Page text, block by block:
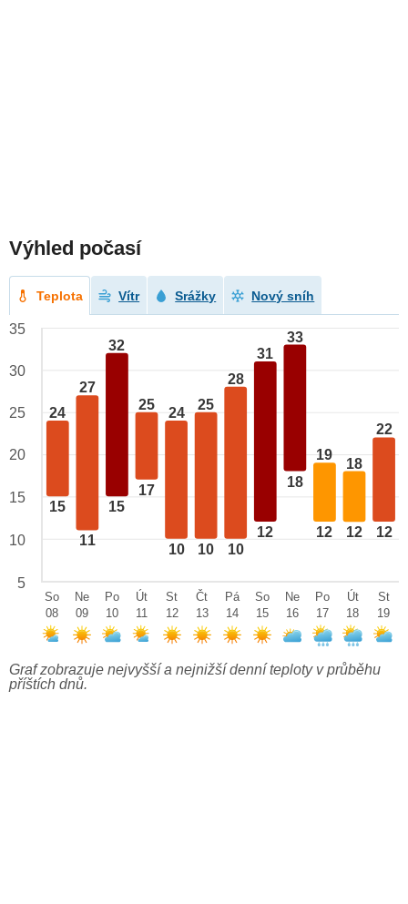
Výhled počasí
Teplota Vítr Srážky Nový sníh
24
15
27
11
32
15
25
17
24
10
25
10
28
10
31
12
33
18
19
12
18
12
22
12
35
30
25
20
15
10
5
So
08
Ne
09
Po
10
Út
11
St
12
Čt
13
Pá
14
So
15
Ne
16
Po
17
Út
18
St
19
Graf zobrazuje nejvyšší a nejnižší denní teploty v průběhu
příštích dnů.